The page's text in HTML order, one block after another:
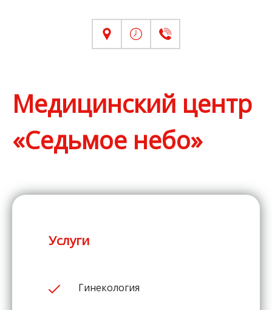
Медицинский центр
«Седьмое небо»
Услуги
Гинекология